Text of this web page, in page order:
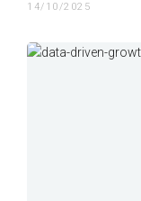
14/10/2025